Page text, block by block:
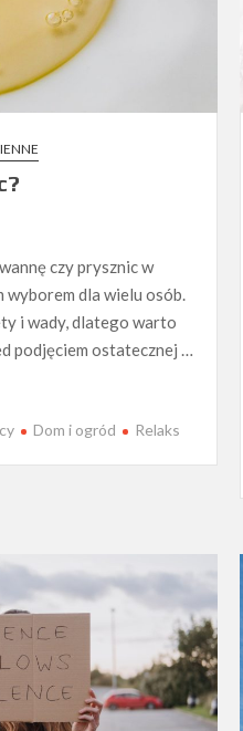
czy prysznic w
wyborem dla wielu osób.
i wady, dlatego warto
podjęciem ostatecznej …
Dom i ogród Relaks